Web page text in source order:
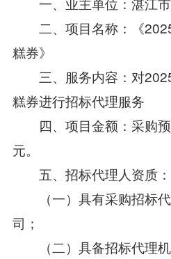
二、项目名称：《
糕券》
三、服务内容：对
糕券进行招标代理服务
四、项目金额：采购预
元。
五、招标代理人资质：
（一）具有采购招标代
司；
（二）具备招标代理机